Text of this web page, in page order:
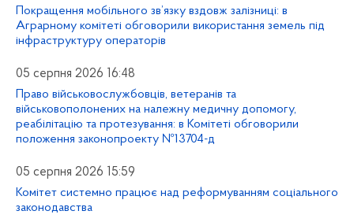
Покращення мобільного зв’язку вздовж залізниці: в
Аграрному комітеті обговорили використання земель під
інфраструктуру операторів
05 серпня 2026 16:48
Право військовослужбовців, ветеранів та
військовополонених на належну медичну допомогу,
реабілітацію та протезування: в Комітеті обговорили
положення законопроекту №13704-д
05 серпня 2026 15:59
Комітет системно працює над реформуванням соціального
законодавства